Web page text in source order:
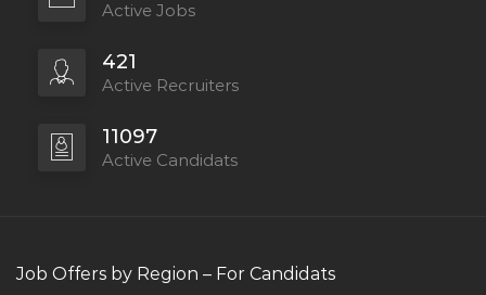
Active Jobs
421
Active Recruiters
11097
Active Candidats
Job Offers by Region – For Candidats